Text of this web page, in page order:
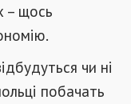
– щось
чи ні
побачать